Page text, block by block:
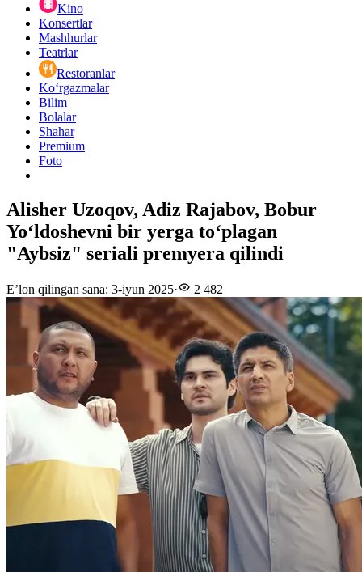
Kino
Konsertlar
Mashhurlar
Teatrlar
Restoranlar
Ko‘rgazmalar
Bilim
Bolalar
Shahar
Premium
Foto
Alisher Uzoqov, Adiz Rajabov, Bobur
Yoʻldoshevni bir yerga toʻplagan
"Aybsiz" seriali premyera qilindi
E’lon qilingan sana: 3-iyun 2025· 2 482